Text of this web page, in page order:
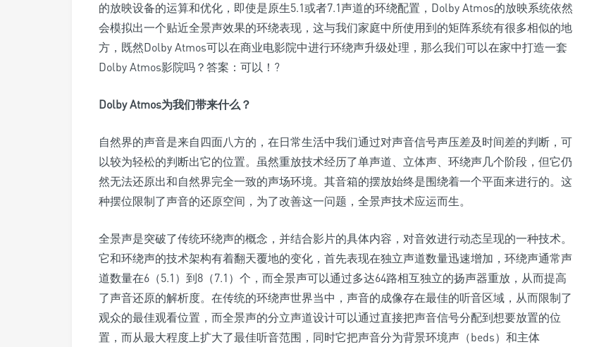
的放映设备的运算和优化，即使是原生5.1或者7.1声道的环绕配置，Dolby Atmos的放映系统依然
会模拟出一个贴近全景声效果的环绕表现，这与我们家庭中所使用到的矩阵系统有很多相似的地
方，既然Dolby Atmos可以在商业电影院中进行环绕声升级处理，那么我们可以在家中打造一套
Dolby Atmos影院吗？答案：可以！?
Dolby Atmos为我们带来什么？
自然界的声音是来自四面八方的，在日常生活中我们通过对声音信号声压差及时间差的判断，可
以较为轻松的判断出它的位置。虽然重放技术经历了单声道、立体声、环绕声几个阶段，但它仍
然无法还原出和自然界完全一致的声场环境。其音箱的摆放始终是围绕着一个平面来进行的。这
种摆位限制了声音的还原空间，为了改善这一问题，全景声技术应运而生。
全景声是突破了传统环绕声的概念，并结合影片的具体内容，对音效进行动态呈现的一种技术。
它和环绕声的技术架构有着翻天覆地的变化，首先表现在独立声道数量迅速增加，环绕声通常声
道数量在6（5.1）到8（7.1）个，而全景声可以通过多达64路相互独立的扬声器重放，从而提高
了声音还原的解析度。在传统的环绕声世界当中，声音的成像存在最佳的听音区域，从而限制了
观众的最佳观看位置，而全景声的分立声道设计可以通过直接把声音信号分配到想要放置的位
置，而从最大程度上扩大了最佳听音范围，同时它把声音分为背景环境声（beds）和主体